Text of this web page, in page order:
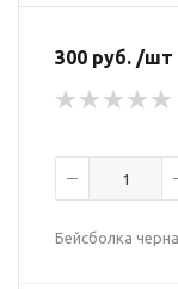
300 руб. /шт
Бейсболка